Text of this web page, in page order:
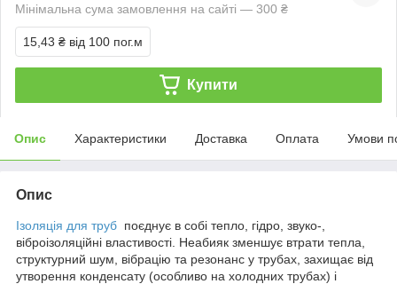
Мінімальна сума замовлення на сайті — 300 ₴
15,43 ₴ від 100 пог.м
Купити
Опис Характеристики Доставка Оплата Умови
Опис
Ізоляція для труб поєднує в собі тепло, гідро, звуко-,
віброізоляційні властивості. Неабияк зменшує втрати тепла,
структурний шум, вібрацію та резонанс у трубах, захищає від
утворення конденсату (особливо на холодних трубах) і